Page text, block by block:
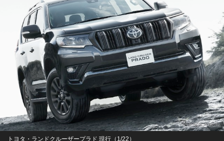
トヨタ・ランドクルーザープラド 現行（1/22）